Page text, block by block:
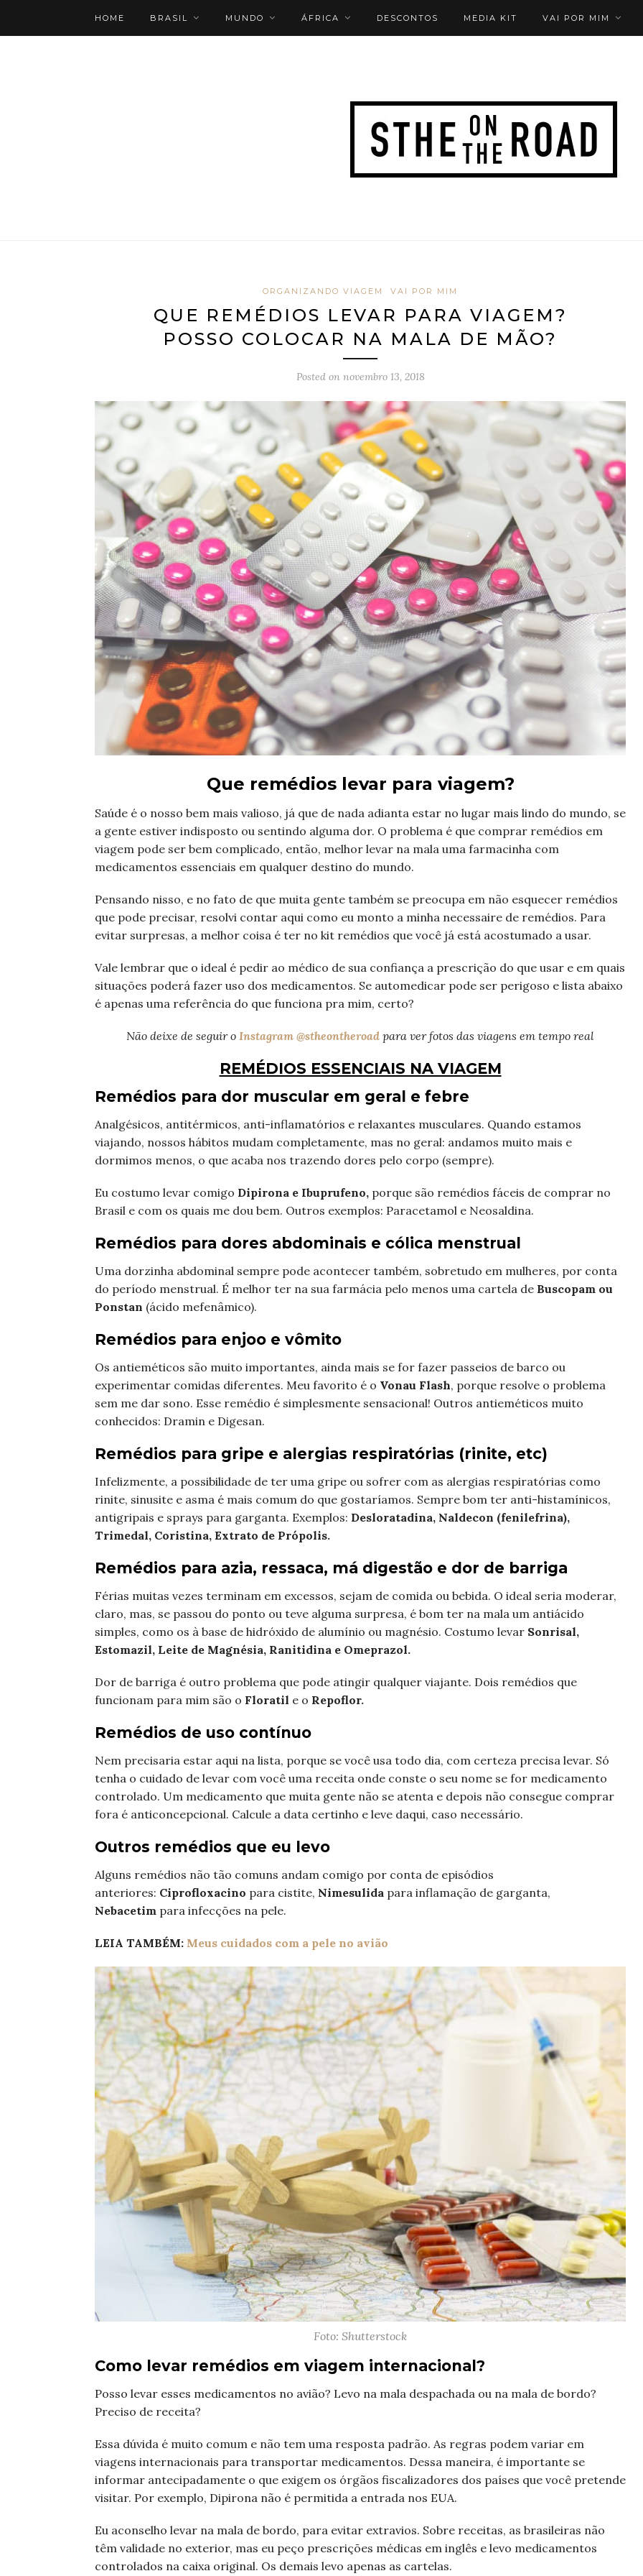
HOME BRASIL MUNDO ÁFRICA DESCONTOS MEDIA KIT VAI POR MIM
ORGANIZANDO VIAGEM VAI POR MIM
QUE REMÉDIOS LEVAR PARA VIAGEM?
POSSO COLOCAR NA MALA DE MÃO?
Posted on novembro 13, 2018
Que remédios levar para viagem?
Saúde é o nosso bem mais valioso, já que de nada adianta estar no lugar mais lindo do mundo, se
a gente estiver indisposto ou sentindo alguma dor. O problema é que comprar remédios em
viagem pode ser bem complicado, então, melhor levar na mala uma farmacinha com
medicamentos essenciais em qualquer destino do mundo.
Pensando nisso, e no fato de que muita gente também se preocupa em não esquecer remédios
que pode precisar, resolvi contar aqui como eu monto a minha necessaire de remédios. Para
evitar surpresas, a melhor coisa é ter no kit remédios que você já está acostumado a usar.
Vale lembrar que o ideal é pedir ao médico de sua confiança a prescrição do que usar e em quais
situações poderá fazer uso dos medicamentos. Se automedicar pode ser perigoso e lista abaixo
é apenas uma referência do que funciona pra mim, certo?
Não deixe de seguir o Instagram @stheontheroad para ver fotos das viagens em tempo real
REMÉDIOS ESSENCIAIS NA VIAGEM
Remédios para dor muscular em geral e febre
Analgésicos, antitérmicos, anti-inflamatórios e relaxantes musculares. Quando estamos
viajando, nossos hábitos mudam completamente, mas no geral: andamos muito mais e
dormimos menos, o que acaba nos trazendo dores pelo corpo (sempre).
Eu costumo levar comigo Dipirona e Ibuprufeno, porque são remédios fáceis de comprar no
Brasil e com os quais me dou bem. Outros exemplos: Paracetamol e Neosaldina.
Remédios para dores abdominais e cólica menstrual
Uma dorzinha abdominal sempre pode acontecer também, sobretudo em mulheres, por conta
do período menstrual. É melhor ter na sua farmácia pelo menos uma cartela de Buscopam ou
Ponstan (ácido mefenâmico).
Remédios para enjoo e vômito
Os antieméticos são muito importantes, ainda mais se for fazer passeios de barco ou
experimentar comidas diferentes. Meu favorito é o Vonau Flash, porque resolve o problema
sem me dar sono. Esse remédio é simplesmente sensacional! Outros antieméticos muito
conhecidos: Dramin e Digesan.
Remédios para gripe e alergias respiratórias (rinite, etc)
Infelizmente, a possibilidade de ter uma gripe ou sofrer com as alergias respiratórias como
rinite, sinusite e asma é mais comum do que gostaríamos. Sempre bom ter anti-histamínicos,
antigripais e sprays para garganta. Exemplos: Desloratadina, Naldecon (fenilefrina),
Trimedal, Coristina, Extrato de Própolis.
Remédios para azia, ressaca, má digestão e dor de barriga
Férias muitas vezes terminam em excessos, sejam de comida ou bebida. O ideal seria moderar,
claro, mas, se passou do ponto ou teve alguma surpresa, é bom ter na mala um antiácido
simples, como os à base de hidróxido de alumínio ou magnésio. Costumo levar Sonrisal,
Estomazil, Leite de Magnésia, Ranitidina e Omeprazol.
Dor de barriga é outro problema que pode atingir qualquer viajante. Dois remédios que
funcionam para mim são o Floratil e o Repoflor.
Remédios de uso contínuo
Nem precisaria estar aqui na lista, porque se você usa todo dia, com certeza precisa levar. Só
tenha o cuidado de levar com você uma receita onde conste o seu nome se for medicamento
controlado. Um medicamento que muita gente não se atenta e depois não consegue comprar
fora é anticoncepcional. Calcule a data certinho e leve daqui, caso necessário.
Outros remédios que eu levo
Alguns remédios não tão comuns andam comigo por conta de episódios
anteriores: Ciprofloxacino para cistite, Nimesulida para inflamação de garganta,
Nebacetim para infecções na pele.
LEIA TAMBÉM: Meus cuidados com a pele no avião
Foto: Shutterstock
Como levar remédios em viagem internacional?
Posso levar esses medicamentos no avião? Levo na mala despachada ou na mala de bordo?
Preciso de receita?
Essa dúvida é muito comum e não tem uma resposta padrão. As regras podem variar em
viagens internacionais para transportar medicamentos. Dessa maneira, é importante se
informar antecipadamente o que exigem os órgãos fiscalizadores dos países que você pretende
visitar. Por exemplo, Dipirona não é permitida a entrada nos EUA.
Eu aconselho levar na mala de bordo, para evitar extravios. Sobre receitas, as brasileiras não
têm validade no exterior, mas eu peço prescrições médicas em inglês e levo medicamentos
controlados na caixa original. Os demais levo apenas as cartelas.